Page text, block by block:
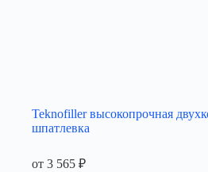
Teknofiller высокопрочная
шпатлевка
от 3 565 ₽